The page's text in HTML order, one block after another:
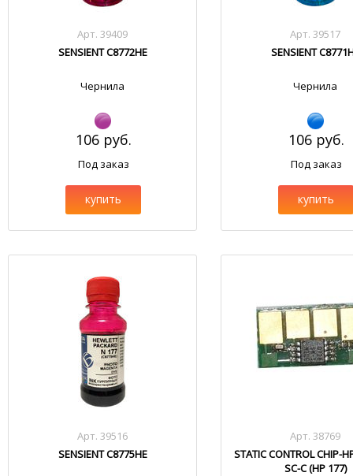
Арт. 39409
SENSIENT C8772HE
Чернила
106 руб.
Под заказ
купить
Арт. 39517
SENSIENT
Чернила
106 руб.
Под заказ
купить
Арт. 39516
SENSIENT C8775HE
Арт. 38769
STATIC CONTROL CHIP-
SC-C (HP 177)